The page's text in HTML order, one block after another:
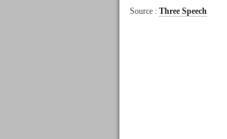
Source : Three Speech